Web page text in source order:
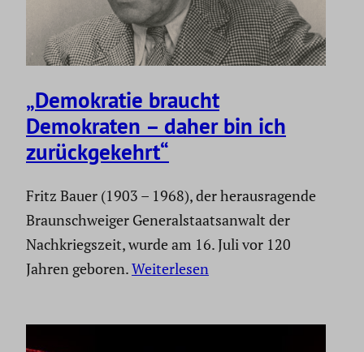
„Demokratie braucht
Demokraten – daher bin ich
zurück­ge­kehrt“
Fritz Bauer (1903 – 1968), der herausragende
Braunschweiger Generalstaatsanwalt der
Nachkriegszeit, wurde am 16. Juli vor 120
Jahren geboren.Weiterlesen